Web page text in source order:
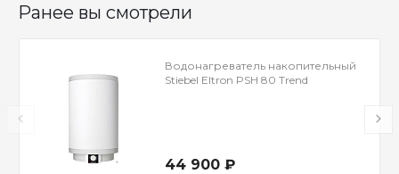
Ранее вы смотрели
Водонагреватель накопительный
Stiebel Eltron PSH 80 Trend
44 900 ₽